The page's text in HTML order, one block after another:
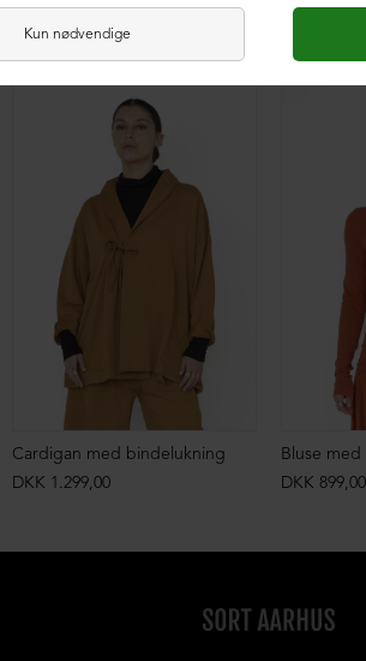
Cardigan med bindelukning
DKK 1.299,00
DKK 899,00